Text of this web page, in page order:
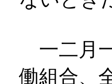
一二月
働組合、